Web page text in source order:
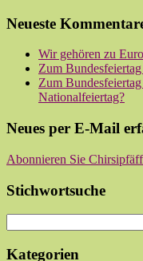
Neueste
Wir gehören zu
Zum Bundesfeiertag
Zum Bundesfeiertag
Nationalfeiertag?
Neues per E-Mail
Abonnieren Sie
Stichwortsuche
Kategorien